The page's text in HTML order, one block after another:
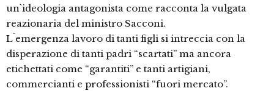
un`ideologia antagonista come racconta la vulgata
reazionaria del ministro Sacconi.
L`emergenza lavoro di tanti figli si intreccia con la
disperazione di tanti padri “scartati” ma ancora
etichettati come “garantiti” e tanti artigiani,
commercianti e professionisti “fuori mercato”.